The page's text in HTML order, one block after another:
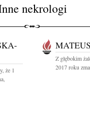
nekrologi
że 1
Z głębokim
2017 roku